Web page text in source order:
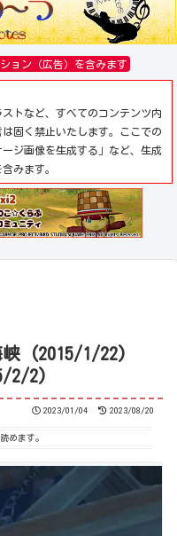
ョン（広告）を含みます
トなど、すべてのコンテンツ内
固く禁止いたします。ここでの
ジ画像を生成する」など、生成
みます。
峡 (2015/1/22)
2/2)
2023/01/04 2023/08/20
めます。